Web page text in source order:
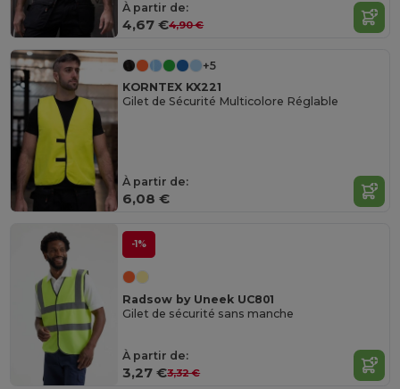
À partir de:
4,67 €4,90 €
+5
KORNTEX KX221
Gilet de Sécurité Multicolore Réglable
À partir de:
6,08 €
-1%
Radsow by Uneek UC801
Gilet de sécurité sans manche
À partir de:
3,27 €3,32 €